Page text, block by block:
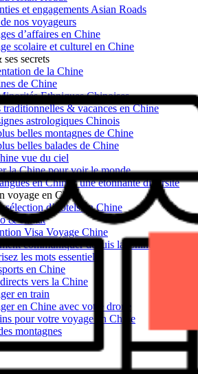
et engagements Asian Roads
nos voyageurs
d’affaires en Chine
scolaire et culturel en Chine
secrets
de la Chine
de Chine
Ethniques Chinoises
traditionnelles & vacances en Chine
astrologiques Chinois
belles montagnes de Chine
belles balades de Chine
vue du ciel
la Chine pour voir le monde
en Chine : une étonnante diversité
voyage en Chine
sélection d’hôtels en Chine
& climat
Visa Voyage Chine
communiquer depuis la Chine ?
les mots essentiels
en Chine
vers la Chine
en train
en Chine avec votre drone
pour votre voyage en Chine
montagnes